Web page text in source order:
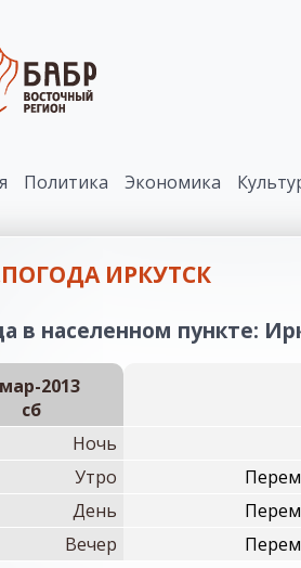
Политика Экономика
ИРКУТСК
в населенном пункте:
2013
сб
Ночь
Утро
День
Вечер